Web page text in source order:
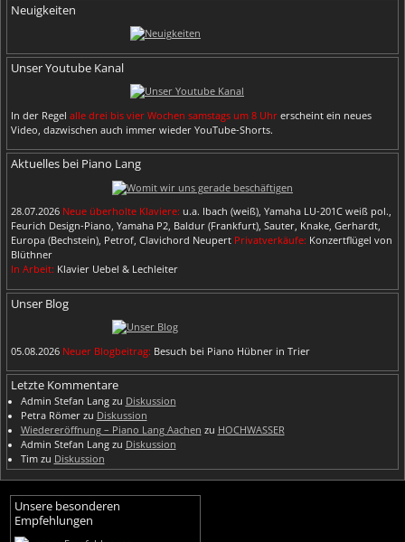
Neuigkeiten
Unser Youtube Kanal
In der Regel alle drei bis vier Wochen samstags um 8 Uhr erscheint ein neues
Video, dazwischen auch immer wieder YouTube-Shorts.
Aktuelles bei Piano Lang
28.07.2026 Neue überholte Klaviere: u.a. Ibach (weiß), Yamaha LU-201C weiß pol.,
Feurich Design-Piano, Yamaha P2, Baldur (Frankfurt), Sauter, Knake, Gerhardt,
Europa (Bechstein), Petrof, Clavichord Neupert Privatverkäufe: Konzertflügel von
Blüthner
In Arbeit: Klavier Uebel & Lechleiter
Unser Blog
05.08.2026 Neuer Blogbeitrag: Besuch bei Piano Hübner in Trier
Letzte Kommentare
Admin Stefan Langzu Diskussion
Petra Römerzu Diskussion
Wiedereröffnung – Piano Lang Aachen zu HOCHWASSER
Admin Stefan Langzu Diskussion
Timzu Diskussion
Unsere besonderen
Empfehlungen